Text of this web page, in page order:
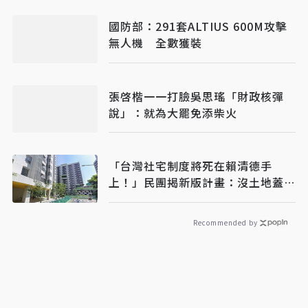
國防部：291套ALTIUS 600M攻擊
無人機 全數獲裝
張啓楷一一打臉吳思瑤「財政核彈
說」：就為大罷免添柴火
「台灣社宅制度將死在賴清德手
上！」民團揭新版計畫：沒土地蓋社
宅是藉口
Recommended by